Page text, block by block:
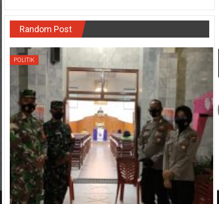
Random Post
POLITIK